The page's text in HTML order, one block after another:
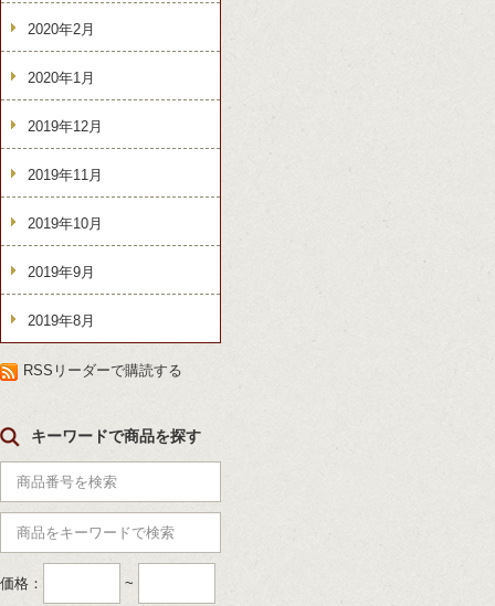
2020年2月
2020年1月
2019年12月
2019年11月
2019年10月
2019年9月
2019年8月
RSSリーダーで購読する
キーワードで商品を探す
価格： ~